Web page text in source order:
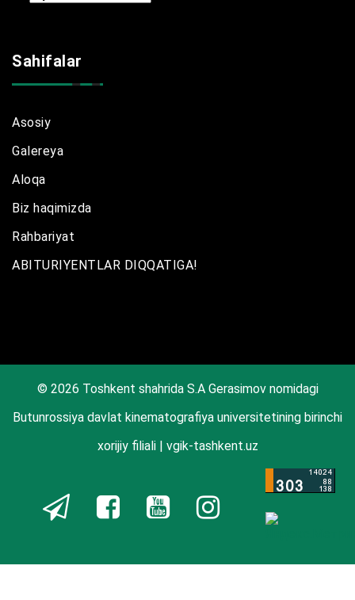
Sahifalar
Asosiy
Galereya
Aloqa
Biz haqimizda
Rahbariyat
ABITURIYENTLAR DIQQATIGA!
© 2026 Toshkent shahrida S.A Gerasimov nomidagi
Butunrossiya davlat kinematografiya universitetining birinchi
xorijiy filiali | vgik-tashkent.uz